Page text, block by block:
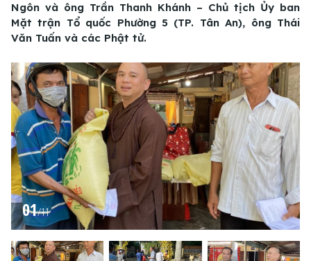
Ngôn và ông Trần Thanh Khánh – Chủ tịch Ủy ban
Mặt trận Tổ quốc Phường 5 (TP. Tân An), ông Thái
Văn Tuấn và các Phật tử.
01/11